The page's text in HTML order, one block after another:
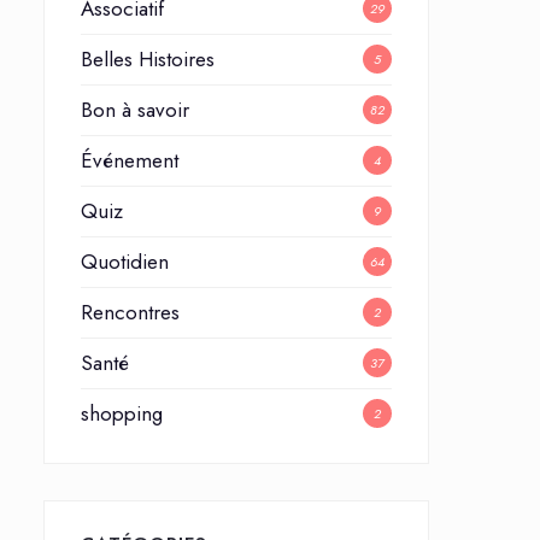
Associatif 29
Belles Histoires 5
Bon à savoir 82
Événement 4
Quiz 9
Quotidien 64
Rencontres 2
Santé 37
shopping 2